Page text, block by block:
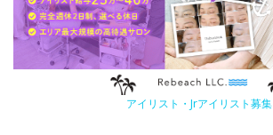
アイリスト・Jrアイリスト募集